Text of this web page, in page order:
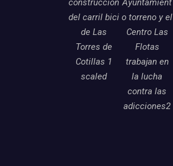
construccion
del carril bici
de Las
Torres de
Cotillas 1
scaled
Ayuntamient
o torreno y el
Centro Las
Flotas
trabajan en
la lucha
contra las
adicciones2